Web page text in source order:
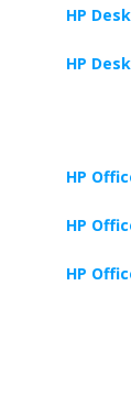
HP
HP
HP
HP
HP